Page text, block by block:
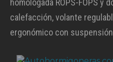
homologada ROPS-FOPS y
calefacción, volante
ergonómico con